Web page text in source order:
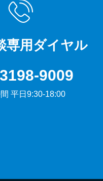
専用ダイヤル
9009
平日9:30-18:00